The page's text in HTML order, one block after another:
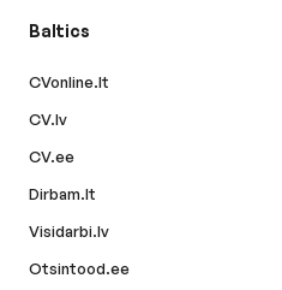
Baltics
CVonline.lt
CV.lv
CV.ee
Dirbam.lt
Visidarbi.lv
Otsintood.ee